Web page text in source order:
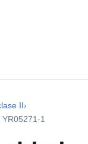
II›
1